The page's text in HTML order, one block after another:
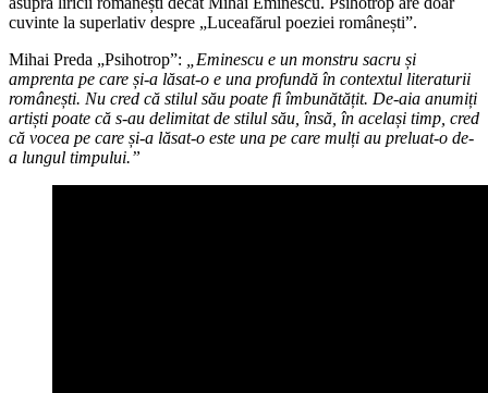
cuvinte la superlativ despre „Luceafărul poeziei românești”.
Mihai Preda „Psihotrop”:
„Eminescu e un monstru sacru și
amprenta pe care și-a lăsat-o e una profundă în contextul literaturii
românești. Nu cred că stilul său poate fi îmbunătățit. De-aia anumiți
artiști poate că s-au delimitat de stilul său, însă, în același timp, cred
că vocea pe care și-a lăsat-o este una pe care mulți au preluat-o de-
a lungul timpului.”